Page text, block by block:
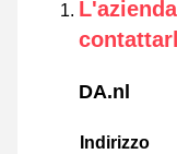
DA.nl
Indirizzo